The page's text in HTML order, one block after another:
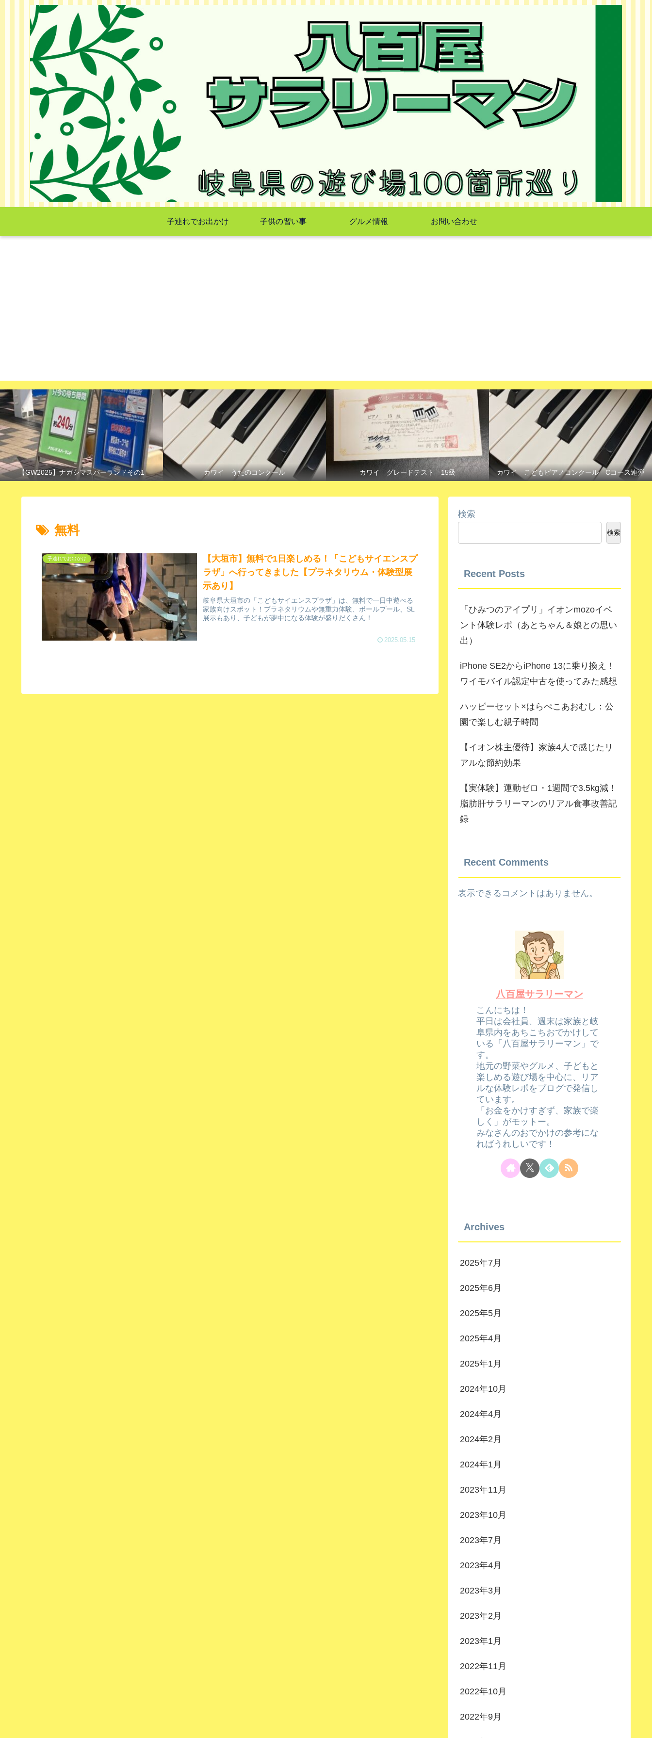
子連れでお出かけ 子供の習い事 グルメ情報 お問い合わせ
【GW2025】ナガシマスパーランドその1 カワイ うたのコンクール カワイ グレードテスト 15級 カワイ こどもピアノコンクール Cコース連弾
無料
子連れでお出かけ
【大垣市】無料で1日楽しめる！「こどもサイエンスプ
ラザ」へ行ってきました【プラネタリウム・体験型展
示あり】
岐阜県大垣市の「こどもサイエンスプラザ」は、無料で一日中遊べる
家族向けスポット！プラネタリウムや無重力体験、ボールプール、SL
展示もあり、子どもが夢中になる体験が盛りだくさん！
2025.05.15
検索
検索
Recent Posts
「ひみつのアイプリ」イオンmozoイベ
ント体験レポ（あとちゃん＆娘との思い
出）
iPhone SE2からiPhone 13に乗り換え！
ワイモバイル認定中古を使ってみた感想
ハッピーセット×はらぺこあおむし：公
園で楽しむ親子時間
【イオン株主優待】家族4人で感じたリ
アルな節約効果
【実体験】運動ゼロ・1週間で3.5kg減！
脂肪肝サラリーマンのリアル食事改善記
録
Recent Comments
表示できるコメントはありません。
八百屋サラリーマン
こんにちは！
平日は会社員、週末は家族と岐
阜県内をあちこちおでかけして
いる「八百屋サラリーマン」で
す。
地元の野菜やグルメ、子どもと
楽しめる遊び場を中心に、リア
ルな体験レポをブログで発信し
ています。
「お金をかけすぎず、家族で楽
しく」がモットー。
みなさんのおでかけの参考にな
ればうれしいです！
Archives
2025年7月
2025年6月
2025年5月
2025年4月
2025年1月
2024年10月
2024年4月
2024年2月
2024年1月
2023年11月
2023年10月
2023年7月
2023年4月
2023年3月
2023年2月
2023年1月
2022年11月
2022年10月
2022年9月